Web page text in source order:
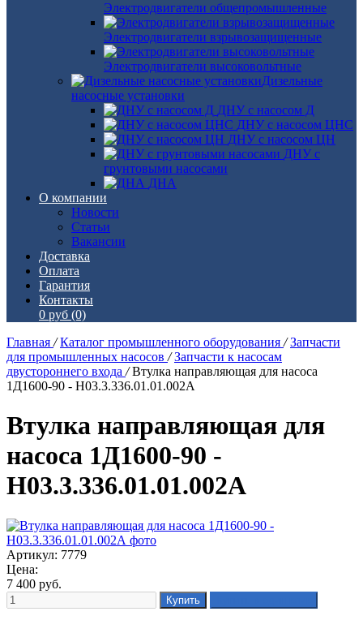
Электродвигатели общепромышленные
Электродвигатели взрывозащищенные
Электродвигатели высоковольтные
Дизельные
насосные установки
ДНУ с насосом Д
ДНУ с насосом ЦНС
ДНУ с насосом ЦН
ДНУ с
грунтовыми насосами
ДНА
О компании
Новости
Статьи
Вакансии
Доставка
Оплата
Гарантия
Контакты
0 руб (0)
Главная / Каталог промышленного оборудования / Запчасти
для промышленных насосов / Запчасти к насосам
двустороннего входа / Втулка направляющая для насоса
1Д1600-90 - Н03.3.336.01.01.002А
Втулка направляющая для
насоса 1Д1600-90 -
Н03.3.336.01.01.002А
Артикул: 7779
Цена:
7 400 руб.